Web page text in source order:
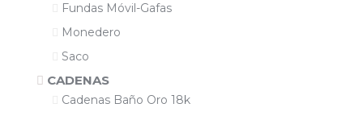
Fundas Móvil-Gafas
Monedero
Saco
CADENAS
Cadenas Baño Oro 18k